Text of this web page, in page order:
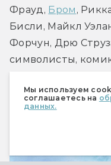
Мы используем
соглашаетесь на
данных.
Фрауд, Бром ,
Бисли, Майкл
Форчун, Дрю
символисты,